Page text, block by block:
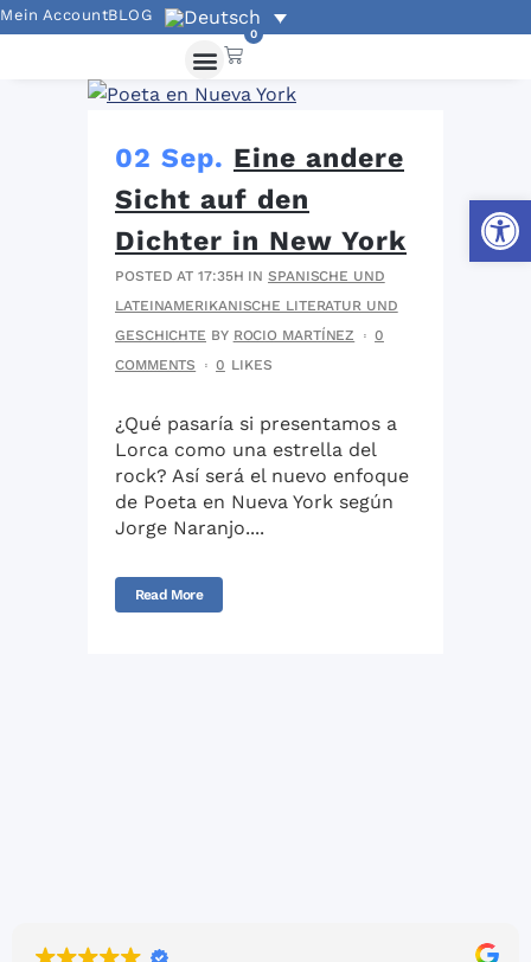
Mein AccountBLOG
0
02 Sep. Eine andere
Sicht auf den
Dichter in New York
POSTED AT 17:35H INSPANISCHE UND
LATEINAMERIKANISCHE LITERATUR UND
GESCHICHTE BY ROCIO MARTÍNEZ
0
COMMENTS
0 LIKES
¿Qué pasaría si presentamos a
Lorca como una estrella del
rock? Así será el nuevo enfoque
de Poeta en Nueva York según
Jorge Naranjo....
Read More